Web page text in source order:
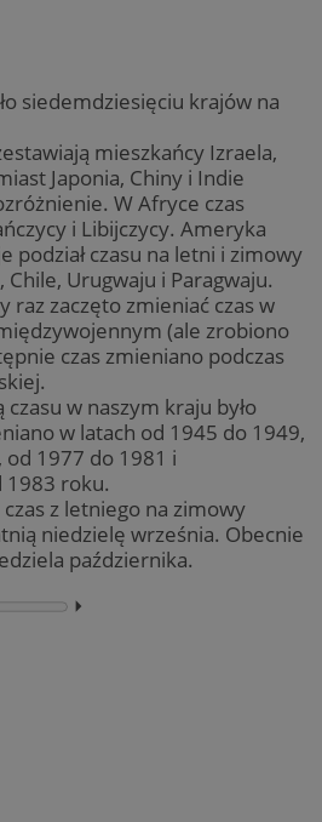
siedemdziesięciu krajów na
mieszkańcy Izraela,
Japonia, Chiny i Indie
W Afryce czas
i Libijczycy. Ameryka
podział czasu na letni i zimowy
Urugwaju i Paragwaju.
raz zaczęto zmieniać czas w
(ale zrobiono
czas zmieniano podczas
czasu w naszym kraju było
w latach od 1945 do 1949,
1977 do 1981 i
1983 roku.
z letniego na zimowy
niedzielę września. Obecnie
października.
⏵︎